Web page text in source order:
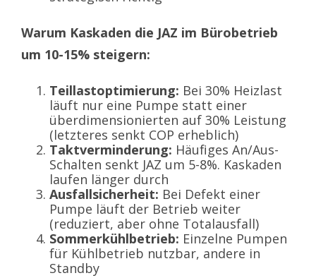
Warum Kaskaden die JAZ im Bürobetrieb
um 10-15% steigern:
Teillastoptimierung: Bei 30% Heizlast
läuft nur eine Pumpe statt einer
überdimensionierten auf 30% Leistung
(letzteres senkt COP erheblich)
Taktverminderung: Häufiges An/Aus-
Schalten senkt JAZ um 5-8%. Kaskaden
laufen länger durch
Ausfallsicherheit: Bei Defekt einer
Pumpe läuft der Betrieb weiter
(reduziert, aber ohne Totalausfall)
Sommerkühlbetrieb: Einzelne Pumpen
für Kühlbetrieb nutzbar, andere in
Standby